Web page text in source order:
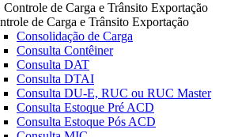
Controle de Carga e Trânsito Exportação
de Carga e Trânsito Exportação
Consolidação de Carga
Consulta Contêiner
Consulta DAT
Consulta DTAI
Consulta DU-E, RUC ou RUC Master
Consulta Estoque Pré ACD
Consulta Estoque Pós ACD